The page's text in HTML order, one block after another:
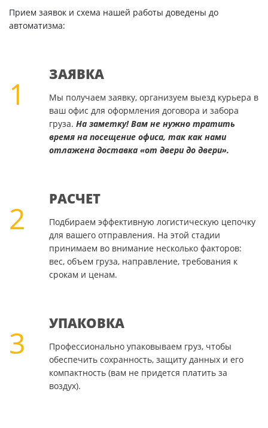
Прием заявок и схема нашей работы доведены до
автоматизма:
1
ЗАЯВКА
Мы получаем заявку, организуем выезд курьера в
ваш офис для оформления договора и забора
груза. На заметку! Вам не нужно тратить
время на посещение офиса, так как нами
отлажена доставка «от двери до двери».
2
РАСЧЕТ
Подбираем эффективную логистическую цепочку
для вашего отправления. На этой стадии
принимаем во внимание несколько факторов:
вес, объем груза, направление, требования к
срокам и ценам.
3
УПАКОВКА
Профессионально упаковываем груз, чтобы
обеспечить сохранность, защиту данных и его
компактность (вам не придется платить за
воздух).